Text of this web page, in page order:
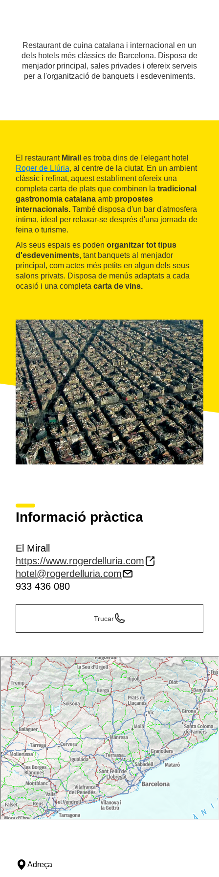
Restaurant de cuina catalana i internacional en un
dels hotels més clàssics de Barcelona. Disposa de
menjador principal, sales privades i ofereix serveis
per a l'organització de banquets i esdeveniments.
El restaurant Mirall
es troba dins de l'elegant hotel
Roger de Llúria, al centre de la ciutat. En un ambient
clàssic i refinat, aquest establiment ofereix una
completa carta de plats que combinen la tradicional
gastronomia catalana amb propostes
internacionals. També disposa d'un bar d'atmosfera
íntima, ideal per relaxar-se després d'una jornada de
feina o turisme.
Als seus espais es poden organitzar tot tipus
d'esdeveniments, tant banquets al menjador
principal, com actes més petits en algun dels seus
salons privats. Disposa de menús adaptats a cada
ocasió i una completa carta de vins.
Informació pràctica
El Mirall
https://www.rogerdelluria.com
hotel@rogerdelluria.com
933 436 080
Trucar
Adreça